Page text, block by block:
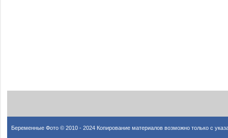
Беременные Фото © 2010 - 2024 Копирование материалов возможно только с